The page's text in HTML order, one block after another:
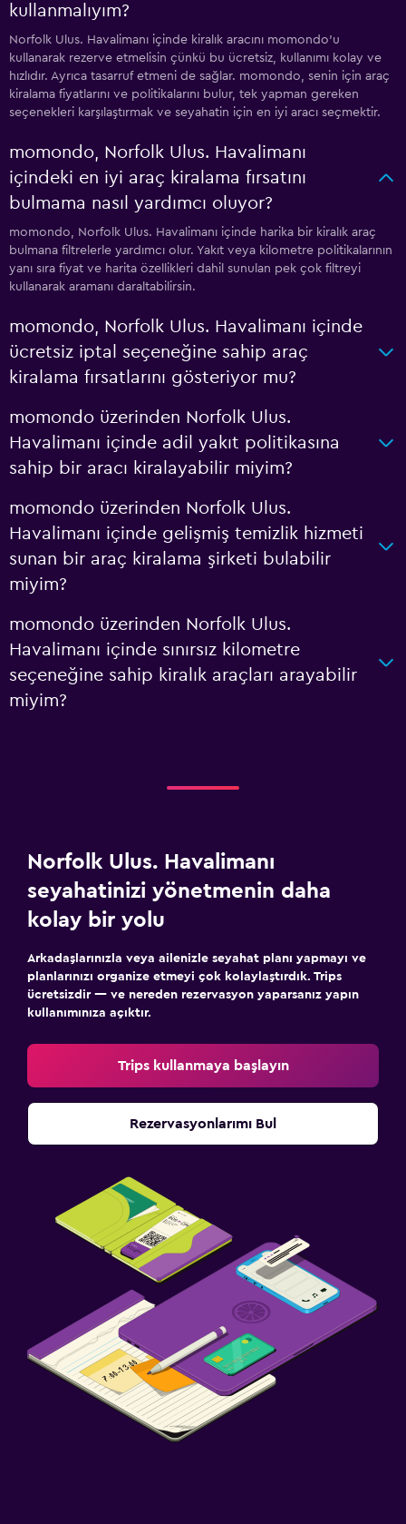
kullanmalıyım?
Norfolk Ulus. Havalimanı içinde kiralık aracını momondo'u
kullanarak rezerve etmelisin çünkü bu ücretsiz, kullanımı kolay ve
hızlıdır. Ayrıca tasarruf etmeni de sağlar. momondo, senin için araç
kiralama fiyatlarını ve politikalarını bulur, tek yapman gereken
seçenekleri karşılaştırmak ve seyahatin için en iyi aracı seçmektir.
momondo, Norfolk Ulus. Havalimanı
içindeki en iyi araç kiralama fırsatını
bulmama nasıl yardımcı oluyor?
momondo, Norfolk Ulus. Havalimanı içinde harika bir kiralık araç
bulmana filtrelerle yardımcı olur. Yakıt veya kilometre politikalarının
yanı sıra fiyat ve harita özellikleri dahil sunulan pek çok filtreyi
kullanarak aramanı daraltabilirsin.
momondo, Norfolk Ulus. Havalimanı içinde
ücretsiz iptal seçeneğine sahip araç
kiralama fırsatlarını gösteriyor mu?
momondo üzerinden Norfolk Ulus.
Havalimanı içinde adil yakıt politikasına
sahip bir aracı kiralayabilir miyim?
momondo üzerinden Norfolk Ulus.
Havalimanı içinde gelişmiş temizlik hizmeti
sunan bir araç kiralama şirketi bulabilir
miyim?
momondo üzerinden Norfolk Ulus.
Havalimanı içinde sınırsız kilometre
seçeneğine sahip kiralık araçları arayabilir
miyim?
Norfolk Ulus. Havalimanı
seyahatinizi yönetmenin daha
kolay bir yolu
Arkadaşlarınızla veya ailenizle seyahat planı yapmayı ve
planlarınızı organize etmeyi çok kolaylaştırdık. Trips
ücretsizdir — ve nereden rezervasyon yaparsanız yapın
kullanımınıza açıktır.
Trips kullanmaya başlayın
Rezervasyonlarımı Bul